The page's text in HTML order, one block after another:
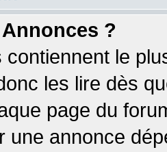
?
contiennent le
les lire dès
page du
une annonce